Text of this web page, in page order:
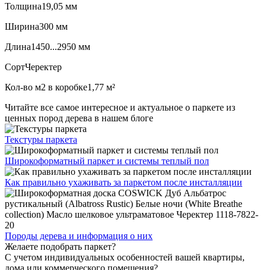
Толщина19,05 мм
Ширина300 мм
Длина1450...2950 мм
СортЧеректер
Кол-во м2 в коробке1,77 м²
Читайте все самое интересное и актуальное о паркете из
ценных пород дерева в нашем блоге
Текстуры паркета
Широкоформатный паркет и системы теплый пол
Как правильно ухаживать за паркетом после инсталляции
Породы дерева и информация о них
Желаете подобрать паркет?
С учетом индивидуальных особенностей вашей квартиры,
дома или коммерческого помещения?